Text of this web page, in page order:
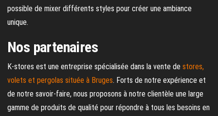
possible de mixer différents styles pour créer une ambiance
unique.
Nos partenaires
K-stores est une entreprise spécialisée dans la vente de stores,
volets et pergolas située à Bruges. Forts de notre expérience et
de notre savoir-faire, nous proposons à notre clientèle une large
gamme de produits de qualité pour répondre à tous les besoins en